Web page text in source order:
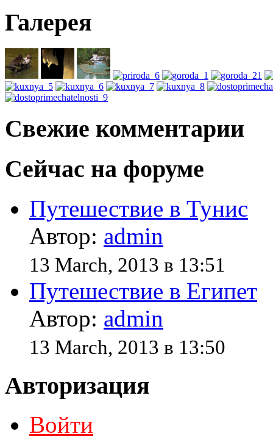
Галерея
Свежие комментарии
Сейчас на форуме
Путешествие в Тунис
Автор: admin
13 March, 2013 в 13:51
Путешествие в Египет
Автор: admin
13 March, 2013 в 13:50
Авторизация
Войти